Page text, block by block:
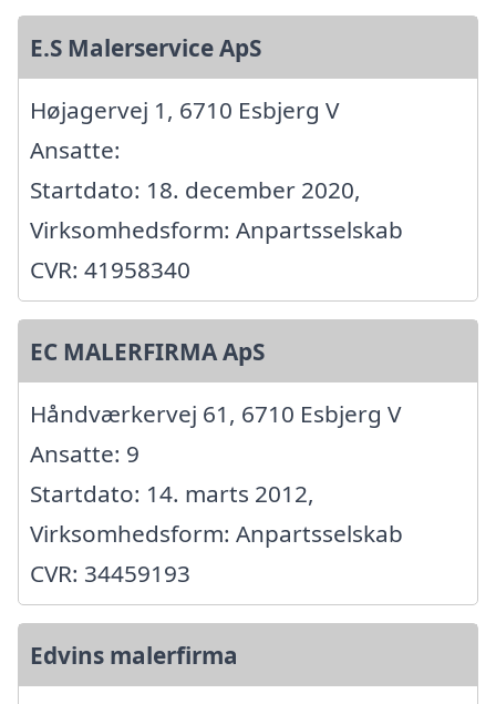
E.S Malerservice ApS
Højagervej 1, 6710 Esbjerg V
Ansatte:
Startdato: 18. december 2020,
Virksomhedsform: Anpartsselskab
CVR: 41958340
EC MALERFIRMA ApS
Håndværkervej 61, 6710 Esbjerg V
Ansatte: 9
Startdato: 14. marts 2012,
Virksomhedsform: Anpartsselskab
CVR: 34459193
Edvins malerfirma